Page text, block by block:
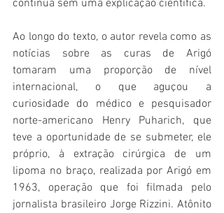
continua sem uma explicação científica.
Ao longo do texto, o autor revela como as
notícias sobre as curas de Arigó
tomaram uma proporção de nível
internacional, o que aguçou a
curiosidade do médico e pesquisador
norte-americano Henry Puharich, que
teve a oportunidade de se submeter, ele
próprio, à extração cirúrgica de um
lipoma no braço, realizada por Arigó em
1963, operação que foi filmada pelo
jornalista brasileiro Jorge Rizzini. Atônito